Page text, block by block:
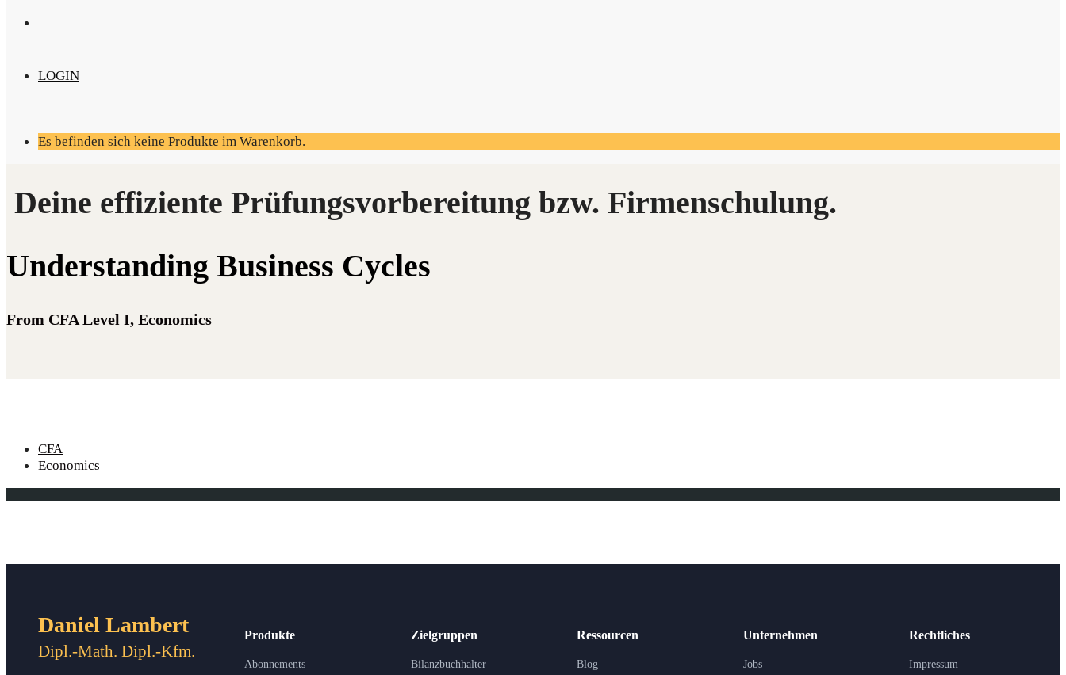
LOGIN
Es befinden sich keine Produkte im Warenkorb.
Under­stan­ding Busi­ness Cycles
From CFA Level I, Economics
CFA
Economics
Daniel Lambert
Dipl.-Math. Dipl.-Kfm.
Produkte
Abonnements
Zielgruppen
Bilanzbuchhalter
Ressourcen
Blog
Unternehmen
Jobs
Rechtliches
Impressum